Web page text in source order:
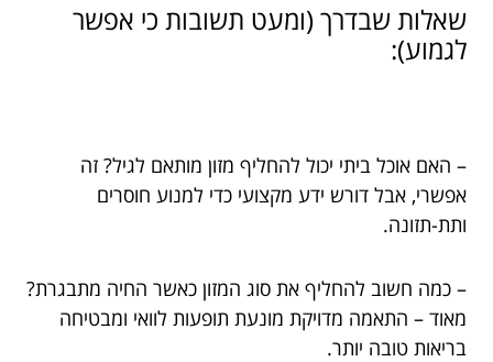
שאלות שבדרך (ומעט תשובות כי אפשר
לגמוע):
– האם אוכל ביתי יכול להחליף מזון מותאם לגיל? זה
אפשרי, אבל דורש ידע מקצועי כדי למנוע חוסרים
ותת-תזונה.
– כמה חשוב להחליף את סוג המזון כאשר החיה מתבגרת?
מאוד – התאמה מדויקת מונעת תופעות לוואי ומבטיחה
בריאות טובה יותר.